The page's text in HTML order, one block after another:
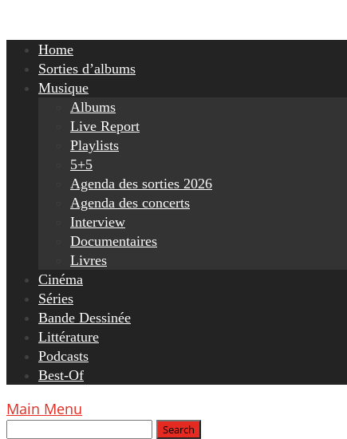
Home
Sorties d’albums
Musique
Albums
Live Report
Playlists
5+5
Agenda des sorties 2026
Agenda des concerts
Interview
Documentaires
Livres
Cinéma
Séries
Bande Dessinée
Littérature
Podcasts
Best-Of
Main Menu